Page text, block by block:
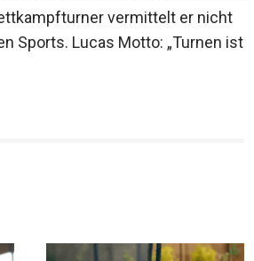
Präzision des Turnens
vermittelt er